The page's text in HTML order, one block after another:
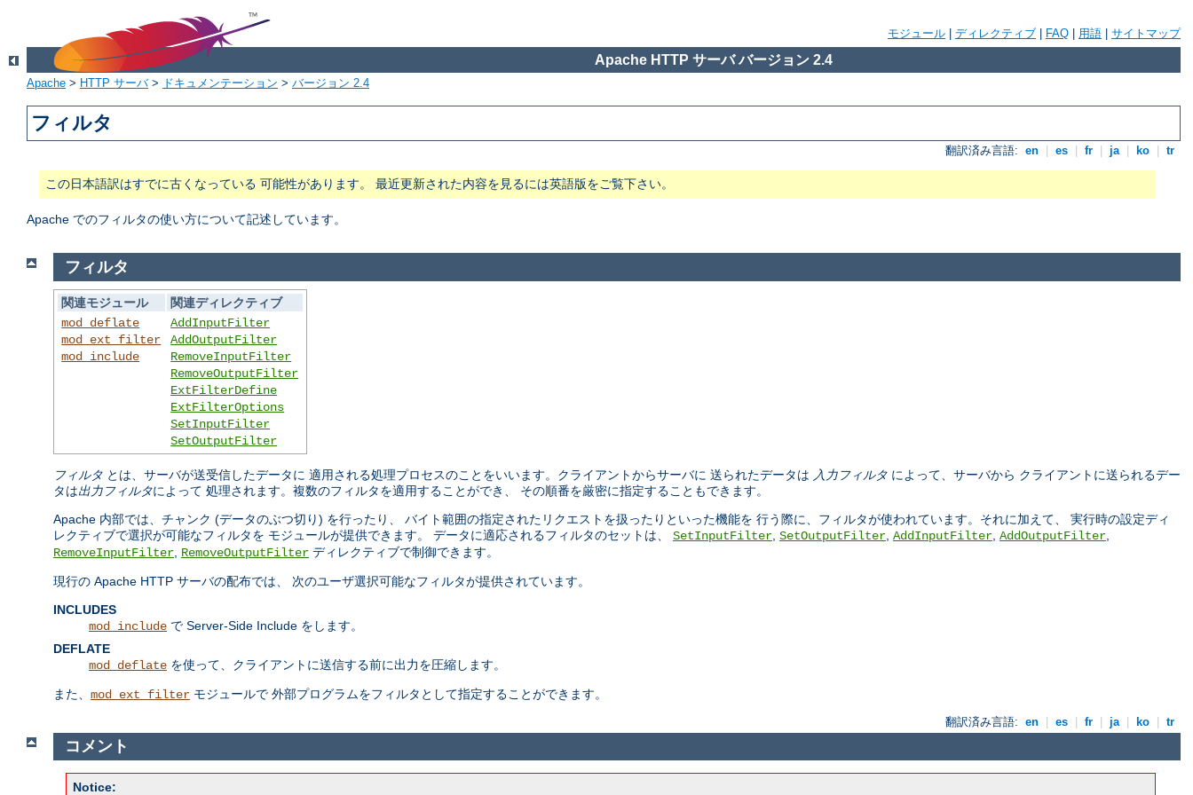
モジュール ディレクティブ FAQ 用語 サイトマップ
Apache HTTP サーバ バージョン 2.4
Apache > HTTP サーバ> ドキュメンテーション > バージョン 2.4
フィルタ
翻訳済み言語: en es fr ja ko tr
この日本語訳はすでに古くなっている 可能性があります。 最近更新された内容を見るには英語版をご覧下さい。
Apache でのフィルタの使い方について記述しています。
フィルタ
関連モジュール
関連ディレクティブ
mod_deflate
mod_ext_filter
mod_include
AddInputFilter
AddOutputFilter
RemoveInputFilter
RemoveOutputFilter
ExtFilterDefine
ExtFilterOptions
SetInputFilter
SetOutputFilter
フィルタ とは、サーバが送受信したデータに 適用される処理プロセスのことをいいます。クライアントからサーバに 送られたデータは 入力フィルタ によって、サーバから クライアントに送られるデー
タは出力フィルタによって 処理されます。複数のフィルタを適用することができ、 その順番を厳密に指定することもできます。
Apache 内部では、チャンク (データのぶつ切り) を行ったり、 バイト範囲の指定されたリクエストを扱ったりといった機能を 行う際に、フィルタが使われています。それに加えて、 実行時の設定ディ
レクティブで選択が可能なフィルタを モジュールが提供できます。 データに適応されるフィルタのセットは、 SetInputFilter SetOutputFilter AddInputFilter AddOutputFilter
RemoveInputFilter RemoveOutputFilter ディレクティブで制御できます。
現行の Apache HTTP サーバの配布では、 次のユーザ選択可能なフィルタが提供されています。
INCLUDES
mod_include で Server-Side Include をします。
DEFLATE
mod_deflate を使って、クライアントに送信する前に出力を圧縮します。
また、 mod_ext_filter モジュールで 外部プログラムをフィルタとして指定することができます。
翻訳済み言語: en | es | fr | ja | ko | tr
コメント
Notice: